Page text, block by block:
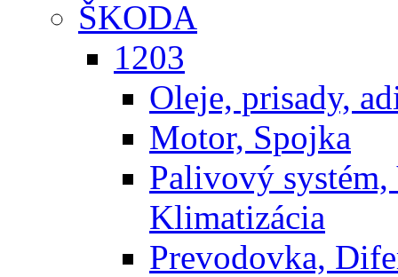
ŠKODA
1203
Oleje, prisady,
Motor, Spojka
Palivový
Klimatizácia
Prevodovka,